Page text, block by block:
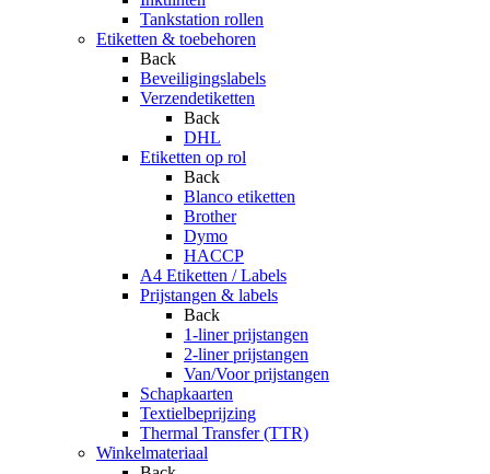
Tankstation rollen
Etiketten & toebehoren
Back
Beveiligingslabels
Verzendetiketten
Back
DHL
Etiketten op rol
Back
Blanco etiketten
Brother
Dymo
HACCP
A4 Etiketten / Labels
Prijstangen & labels
Back
1-liner prijstangen
2-liner prijstangen
Van/Voor prijstangen
Schapkaarten
Textielbeprijzing
Thermal Transfer (TTR)
Winkelmateriaal